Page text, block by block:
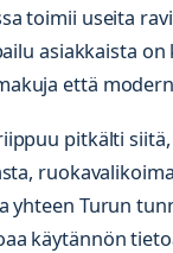
toimii useita
asiakkaista
että
pitkälti
yhteen Turun
käytännön